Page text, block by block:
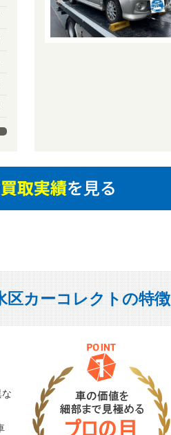
区カーコレクトの特徴